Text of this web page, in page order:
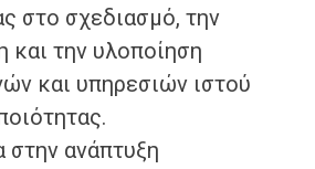
στο σχεδιασμό, την
και την υλοποίηση
και υπηρεσιών ιστού
στην ανάπτυξη